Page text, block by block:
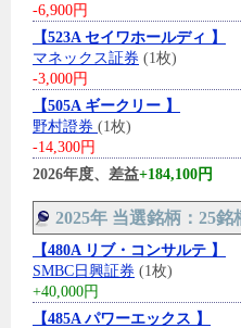
-6,900円
【523A セイワホールディ 】
マネックス証券 (1枚)
-3,000円
【505A ギークリー 】
野村證券 (1枚)
-14,300円
2026年度、差益+184,100円
2025年 当選銘柄：25銘
【480A リブ・コンサルテ 】
SMBC日興証券 (1枚)
+40,000円
【485A パワーエックス 】